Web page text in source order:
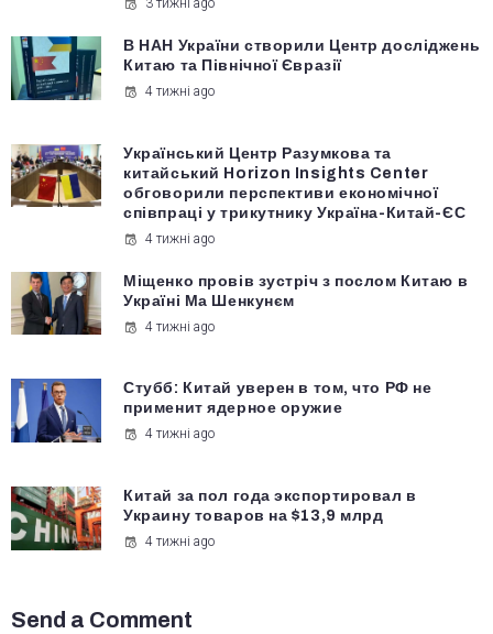
3 тижні ago
В НАН України створили Центр досліджень
Китаю та Північної Євразії
4 тижні ago
Український Центр Разумкова та
китайський Horizon Insights Center
обговорили перспективи економічної
співпраці у трикутнику Україна-Китай-ЄС
4 тижні ago
Міщенко провів зустріч з послом Китаю в
Україні Ма Шенкунєм
4 тижні ago
Стубб: Китай уверен в том, что РФ не
применит ядерное оружие
4 тижні ago
Китай за пол года экспортировал в
Украину товаров на $13,9 млрд
4 тижні ago
Send a Comment